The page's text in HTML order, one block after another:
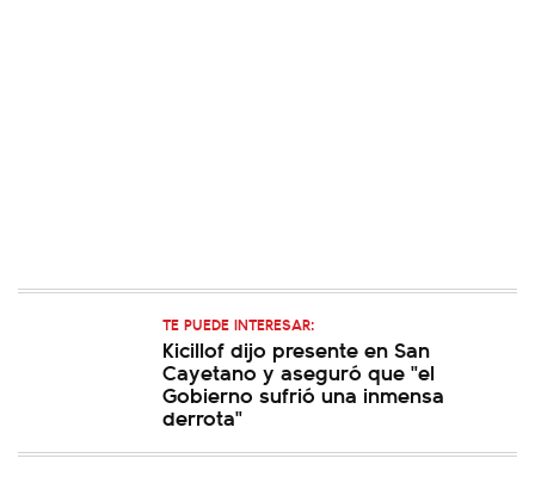
TE PUEDE INTERESAR:
Kicillof dijo presente en San
Cayetano y aseguró que "el
Gobierno sufrió una inmensa
derrota"